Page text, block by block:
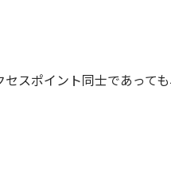
スポイント同士であって